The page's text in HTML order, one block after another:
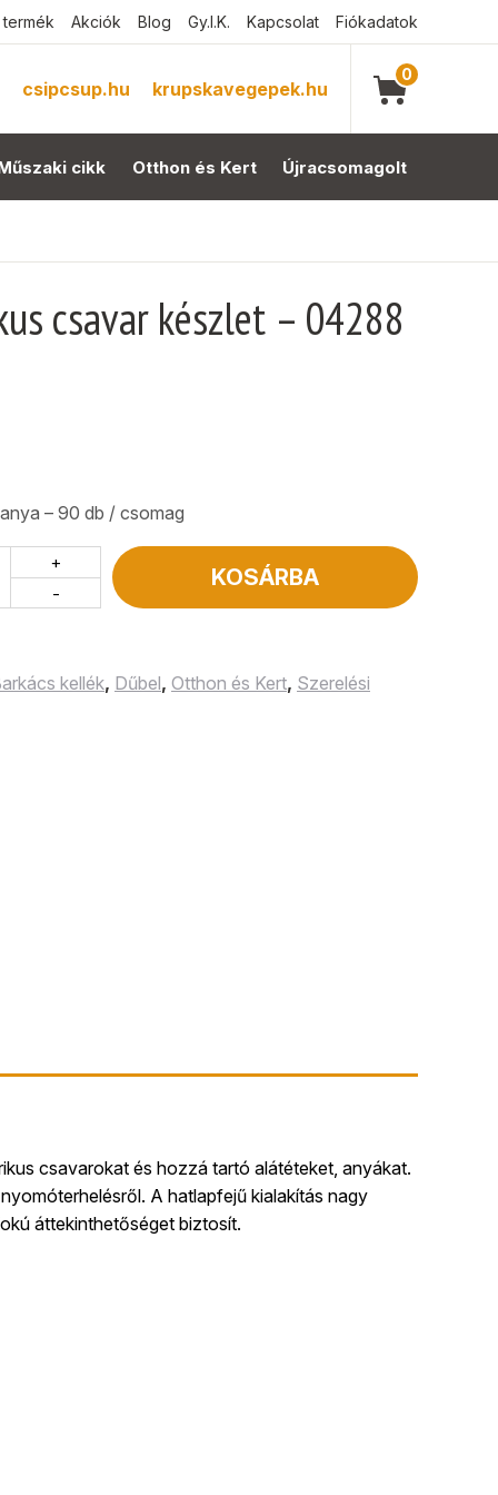
Akciók Blog Gy.I.K. Kapcsolat Fiókadatok
csipcsup.hu krupskavegepek.hu
0
cikk Otthon és Kert Újracsomagolt
csavar készlet – 04288
– 90 db / csomag
-
+
KOSÁRBA
kellék, Dűbel, Otthon és Kert, Szerelési
csavarokat és hozzá tartó alátéteket, anyákat.
A hatlapfejű kialakítás nagy
áttekinthetőséget biztosít.